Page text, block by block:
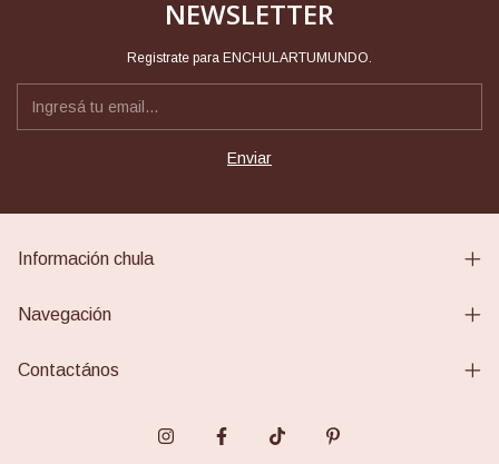
NEWSLETTER
Registrate para ENCHULARTUMUNDO.
Información chula
Navegación
Contactános